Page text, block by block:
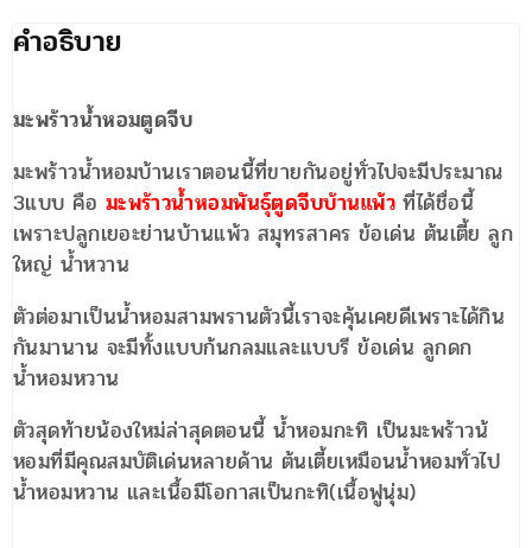
คำอธิบาย
มะพร้าวน้ำหอมตูดจีบ
มะพร้าวน้ำหอมบ้านเราตอนนี้ที่ขายกันอยู่ทั่วไปจะมีประมาณ
3แบบ คือ มะพร้าวน้ำหอมพันธุ์ตูดจีบบ้านแพ้วที่ได้ชื่อนี้
เพราะปลูกเยอะย่านบ้านแพ้ว สมุทรสาคร ข้อเด่น ต้นเตี้ย ลูก
ใหญ่ น้ำหวาน
ตัวต่อมาเป็นน้ำหอมสามพรานตัวนี้เราจะคุ้นเคยดีเพราะได้กิน
กันมานาน จะมีทั้งแบบก้นกลมและแบบรี ข้อเด่น ลูกดก
น้ำหอมหวาน
ตัวสุดท้ายน้องใหม่ล่าสุดตอนนี้ น้ำหอมกะทิ เป็นมะพร้าวน้
หอมที่มีคุณสมบัติเด่นหลายด้าน ต้นเตี้ยเหมือนน้ำหอมทั่วไป
น้ำหอมหวาน และเนื้อมีโอกาสเป็นกะทิ(เนื้อฟูนุ่ม)